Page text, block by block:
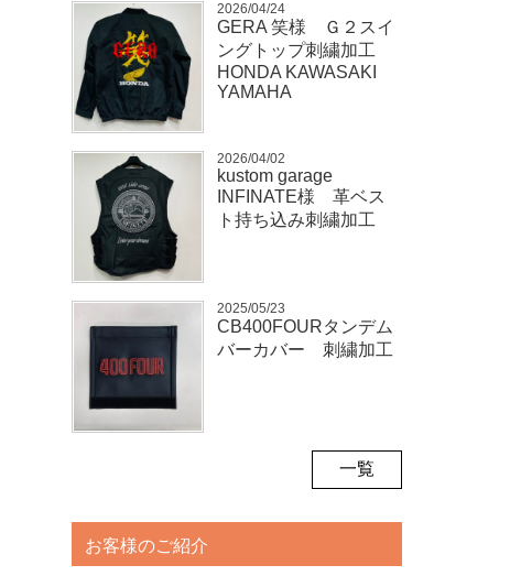
2026/04/24
GERA 笑様 Ｇ２スイ
ングトップ刺繍加工
HONDA KAWASAKI
YAMAHA
2026/04/02
kustom garage
INFINATE様 革ベス
ト持ち込み刺繍加工
2025/05/23
CB400FOURタンデム
バーカバー 刺繍加工
一覧
お客様のご紹介